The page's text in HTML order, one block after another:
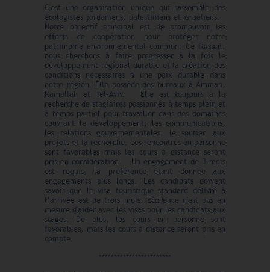
C'est une organisation unique qui rassemble des
écologistes jordaniens, palestiniens et israéliens.
Notre objectif principal est de promouvoir les
efforts de coopération pour protéger notre
patrimoine environnemental commun. Ce faisant,
nous cherchons à faire progresser à la fois le
développement régional durable et la création des
conditions nécessaires à une paix durable dans
notre région. Elle possède des bureaux à Amman,
Ramallah et Tel-Aviv. Elle est toujours à la
recherche de stagiaires passionnés à temps plein et
à temps partiel pour travailler dans des domaines
couvrant le développement, les communications,
les relations gouvernementales, le soutien aux
projets et la recherche. Les rencontres en personne
sont favorables mais les cours à distance seront
pris en considération. Un engagement de 3 mois
est requis, la préférence étant donnée aux
engagements plus longs. Les candidats doivent
savoir que le visa touristique standard délivré à
l’arrivée est de trois mois. EcoPeace n'est pas en
mesure d'aider avec les visas pour les candidats aux
stages. De plus, les cours en personne sont
favorables, mais les cours à distance seront pris en
compte.